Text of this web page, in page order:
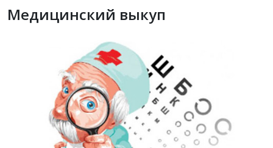
Медицинский выкуп